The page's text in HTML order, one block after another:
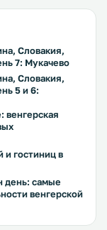
Словакия,
7: Мукачево
Словакия,
5 и 6:
венгерская
и гостиниц в
день: самые
венгерской